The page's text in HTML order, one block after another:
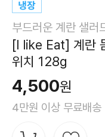
부드러운 계란 샐러
[I like Eat] 계란
위치 128g
4,500원
4만원 이상 무료배송